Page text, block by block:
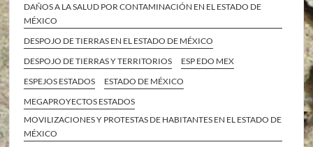
DAÑOS A LA SALUD POR CONTAMINACIÓN EN EL ESTADO DE
MÉXICO
DESPOJO DE TIERRAS EN EL ESTADO DE MÉXICO
DESPOJO DE TIERRAS Y TERRITORIOS
ESP EDO MEX
ESPEJOS ESTADOS
ESTADO DE MÉXICO
MEGAPROYECTOS ESTADOS
MOVILIZACIONES Y PROTESTAS DE HABITANTES EN EL ESTADO DE
MÉXICO